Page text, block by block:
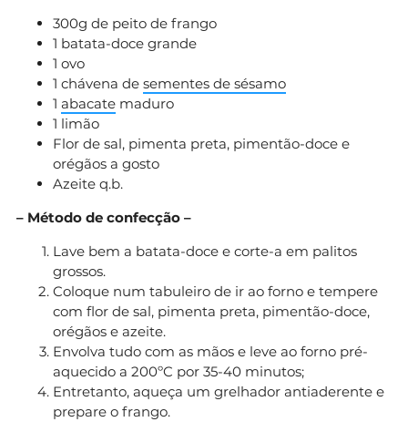
300g de peito de frango
1 batata-doce grande
1 ovo
1 chávena de sementes de sésamo
1 abacate maduro
1 limão
Flor de sal, pimenta preta, pimentão-doce e
orégãos a gosto
Azeite q.b.
– Método de confecção –
Lave bem a batata-doce e corte-a em palitos
grossos.
Coloque num tabuleiro de ir ao forno e tempere
com flor de sal, pimenta preta, pimentão-doce,
orégãos e azeite.
Envolva tudo com as mãos e leve ao forno pré-
aquecido a 200ºC por 35-40 minutos;
Entretanto, aqueça um grelhador antiaderente e
prepare o frango.